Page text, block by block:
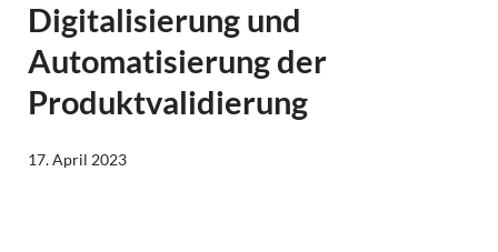
Digitalisierung und
Automatisierung der
Produktvalidierung
17. April 2023